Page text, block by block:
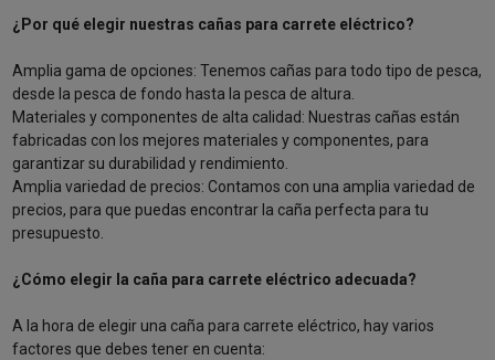
¿Por qué elegir nuestras cañas para carrete eléctrico?
Amplia gama de opciones: Tenemos cañas para todo tipo de pesca,
desde la pesca de fondo hasta la pesca de altura.
Materiales y componentes de alta calidad: Nuestras cañas están
fabricadas con los mejores materiales y componentes, para
garantizar su durabilidad y rendimiento.
Amplia variedad de precios: Contamos con una amplia variedad de
precios, para que puedas encontrar la caña perfecta para tu
presupuesto.
¿Cómo elegir la caña para carrete eléctrico adecuada?
A la hora de elegir una caña para carrete eléctrico, hay varios
factores que debes tener en cuenta: